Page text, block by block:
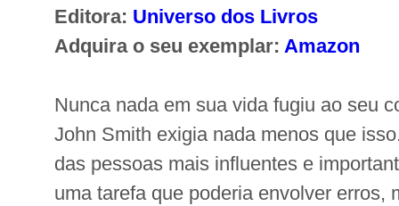
Editora: Universo dos Livros
Adquira o seu exemplar: Amazon
Nunca nada em sua vida fugiu ao seu
John Smith exigia nada menos que
das pessoas mais influentes e
uma tarefa que poderia envolver erros,